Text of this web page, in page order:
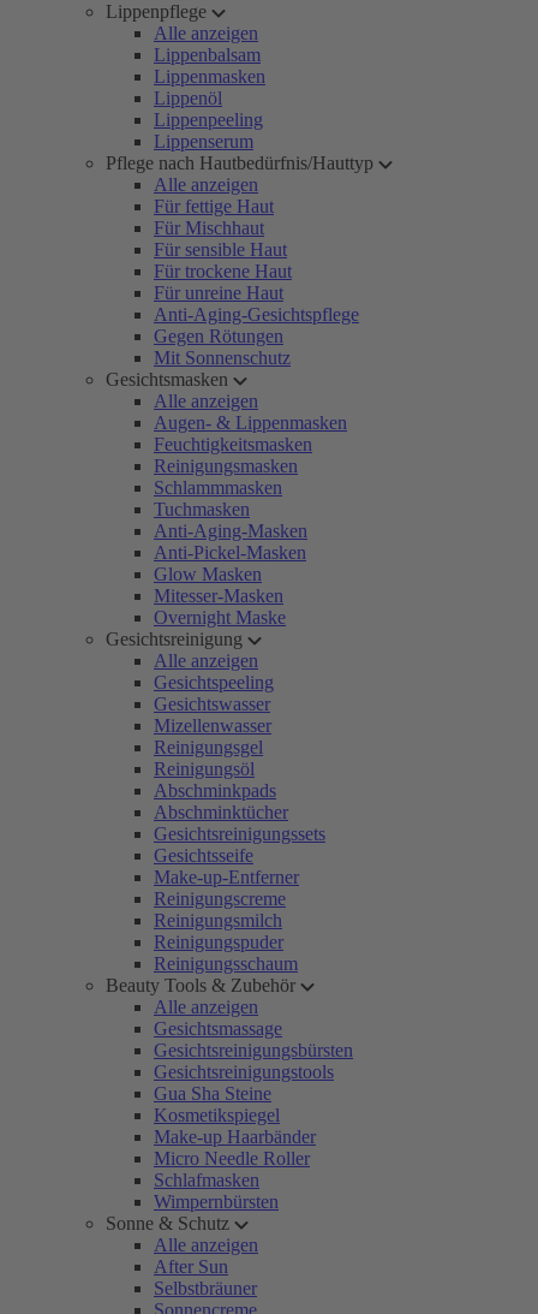
Lippenpflege
Alle anzeigen
Lippenbalsam
Lippenmasken
Lippenöl
Lippenpeeling
Lippenserum
Pflege nach Hautbedürfnis/Hauttyp
Alle anzeigen
Für fettige Haut
Für Mischhaut
Für sensible Haut
Für trockene Haut
Für unreine Haut
Anti-Aging-Gesichtspflege
Gegen Rötungen
Mit Sonnenschutz
Gesichtsmasken
Alle anzeigen
Augen- & Lippenmasken
Feuchtigkeitsmasken
Reinigungsmasken
Schlammmasken
Tuchmasken
Anti-Aging-Masken
Anti-Pickel-Masken
Glow Masken
Mitesser-Masken
Overnight Maske
Gesichtsreinigung
Alle anzeigen
Gesichtspeeling
Gesichtswasser
Mizellenwasser
Reinigungsgel
Reinigungsöl
Abschminkpads
Abschminktücher
Gesichtsreinigungssets
Gesichtsseife
Make-up-Entferner
Reinigungscreme
Reinigungsmilch
Reinigungspuder
Reinigungsschaum
Beauty Tools & Zubehör
Alle anzeigen
Gesichtsmassage
Gesichtsreinigungsbürsten
Gesichtsreinigungstools
Gua Sha Steine
Kosmetikspiegel
Make-up Haarbänder
Micro Needle Roller
Schlafmasken
Wimpernbürsten
Sonne & Schutz
Alle anzeigen
After Sun
Selbstbräuner
Sonnencreme